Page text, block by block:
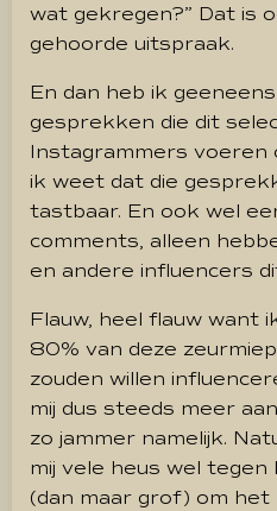
wat gekregen?” Dat is
gehoorde uitspraak.
En dan heb ik
gesprekken die dit
Instagrammers voeren
ik weet dat die
tastbaar. En ook wel
comments, alleen
en andere influencers
Flauw, heel flauw want
80% van deze
zouden willen
mij dus steeds meer
zo jammer namelijk.
mij vele heus wel
(dan maar grof) om